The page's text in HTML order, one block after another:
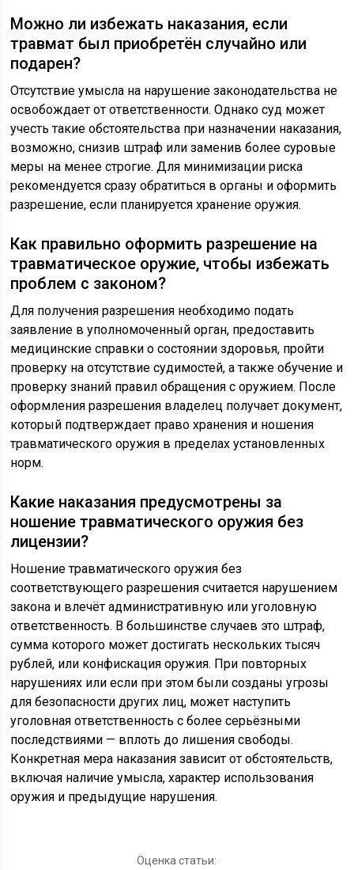
Можно ли избежать наказания, если
травмат был приобретён случайно или
подарен?
Отсутствие умысла на нарушение законодательства не
освобождает от ответственности. Однако суд может
учесть такие обстоятельства при назначении наказания,
возможно, снизив штраф или заменив более суровые
меры на менее строгие. Для минимизации риска
рекомендуется сразу обратиться в органы и оформить
разрешение, если планируется хранение оружия.
Как правильно оформить разрешение на
травматическое оружие, чтобы избежать
проблем с законом?
Для получения разрешения необходимо подать
заявление в уполномоченный орган, предоставить
медицинские справки о состоянии здоровья, пройти
проверку на отсутствие судимостей, а также обучение и
проверку знаний правил обращения с оружием. После
оформления разрешения владелец получает документ,
который подтверждает право хранения и ношения
травматического оружия в пределах установленных
норм.
Какие наказания предусмотрены за
ношение травматического оружия без
лицензии?
Ношение травматического оружия без
соответствующего разрешения считается нарушением
закона и влечёт административную или уголовную
ответственность. В большинстве случаев это штраф,
сумма которого может достигать нескольких тысяч
рублей, или конфискация оружия. При повторных
нарушениях или если при этом были созданы угрозы
для безопасности других лиц, может наступить
уголовная ответственность с более серьёзными
последствиями — вплоть до лишения свободы.
Конкретная мера наказания зависит от обстоятельств,
включая наличие умысла, характер использования
оружия и предыдущие нарушения.
Оценка статьи: